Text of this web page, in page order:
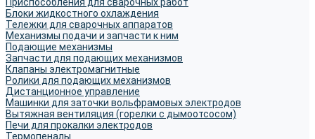
Блоки жидкостного охлаждения
Тележки для сварочных аппаратов
Механизмы подачи и запчасти к ним
Подающие механизмы
Запчасти для подающих механизмов
Клапаны электромагнитные
Ролики для подающих механизмов
Дистанционное управление
Машинки для заточки вольфрамовых электродов
Вытяжная вентиляция (горелки с дымоотсосом)
Печи для прокалки электродов
Термопеналы